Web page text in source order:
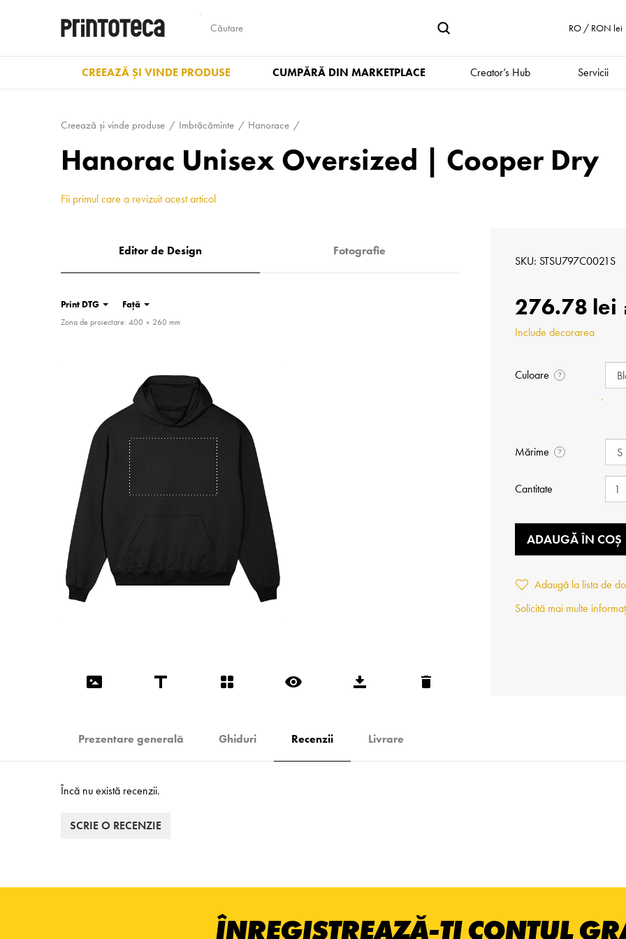
RO / RON lei
CREEAZĂ ȘI VINDE PRODUSE CUMPĂRĂ DIN MARKETPLACE Creator’s Hub Servicii
Creează și vinde produse Imbrăcăminte Hanorace
Hanorac Unisex Oversized | Cooper Dry
Fii primul care a revizuit acest articol
Editor de Design Fotografie
Print DTG Față
Zona de proiectare: 400 × 260 mm
SKU STSU797C0021S
276.78 lei
Include decorarea
Culoare ?
Mărime ?
Cantitate
ADAUGĂ ÎN COȘ
Adaugă la lista de
Solicită mai multe
Prezentare generală Ghiduri Recenzii Livrare
Încă nu există recenzii.
SCRIE O RECENZIE
ÎNREGISTREAZĂ-ȚI CONTUL